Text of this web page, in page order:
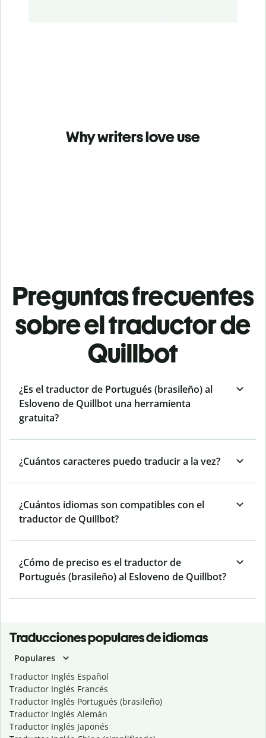
Why writers love use
Preguntas frecuentes
sobre el traductor de
Quillbot
¿Es el traductor de Portugués (brasileño) al
Esloveno de Quillbot una herramienta
gratuita?
¿Cuántos caracteres puedo traducir a la vez?
¿Cuántos idiomas son compatibles con el
traductor de Quillbot?
¿Cómo de preciso es el traductor de
Portugués (brasileño) al Esloveno de Quillbot?
Traducciones populares de idiomas
Populares
Traductor Inglés Español
Traductor Inglés Francés
Traductor Inglés Portugués (brasileño)
Traductor Inglés Alemán
Traductor Inglés Japonés